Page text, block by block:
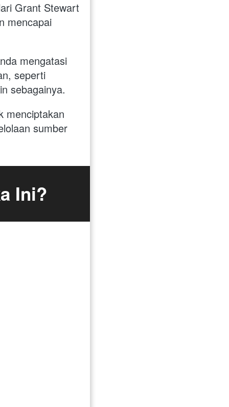
Grant Stewart
mencapai
mengatasi
seperti
sebagainya.
menciptakan
sumber
Ini?